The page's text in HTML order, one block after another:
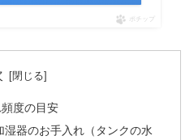
ポチップ
度の目安
器のお手入れ（タンクの水